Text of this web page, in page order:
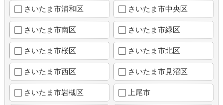
さいたま市浦和区 さいたま市中央区
さいたま市南区 さいたま市緑区
さいたま市桜区 さいたま市北区
さいたま市西区 さいたま市見沼区
さいたま市岩槻区 上尾市